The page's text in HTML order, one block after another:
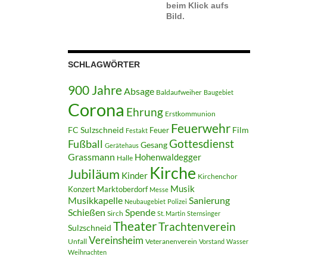
beim Klick aufs
Bild.
SCHLAGWÖRTER
900 JahreAbsage Baldaufweiher Baugebiet
Corona Ehrung Erstkommunion
FC Sulzschneid Festakt Feuer Feuerwehr Film
Fußball Gerätehaus GesangGottesdienst
Grassmann Halle Hohenwaldegger
Jubiläum Kinder Kirche Kirchenchor
Konzert Marktoberdorf Messe Musik
Musikkapelle Neubaugebiet Polizei Sanierung
Schießen Sirch Spende St. Martin Sternsinger
Sulzschneid TheaterTrachtenverein
Unfall Vereinsheim Veteranenverein Vorstand Wasser
Weihnachten